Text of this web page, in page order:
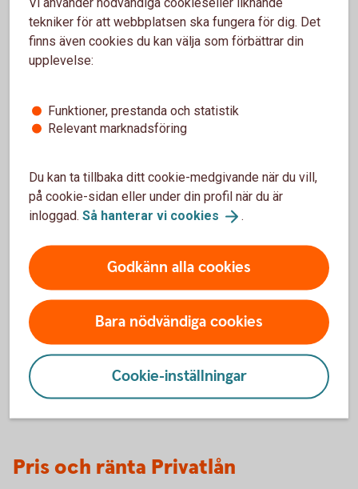
Räntan är rörlig och mellan 5,95 - 16,09 % (senaste
ränteändring 2025-10-03) och sätts individuellt efter dina
ekonomiska förutsättningar.
När får jag mina pengar?
på vardagar innan kl. 18:00.
Kan jag höja mitt befintliga lån?
Det är möjligt genom att ansöka om ett nytt lån och välja att
lösa dina nuvarande lån och krediter.
Höja bolån? Ring 0771-22 11 22
Hitta ditt
Pris och ränta Privatlån
tekniker för att webbplatsen ska fungera för dig. Det
finns även cookies du kan välja som förbättrar din
upplevelse:
Funktioner, prestanda och statistik
Relevant marknadsföring
Du kan ta tillbaka ditt cookie-medgivande när du vill,
på cookie-sidan eller under din profil när du är
inloggad. Så hanterar vi cookies .
Godkänn alla cookies
Bara nödvändiga cookies
Cookie-inställningar